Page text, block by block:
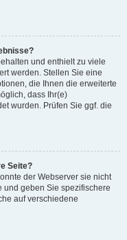
und enthielt zu viele
werden. Stellen Sie eine
die Ihnen die erweiterte
dass Ihr(e)
wurden. Prüfen Sie ggf. die
Seite?
der Webserver sie nicht
und geben Sie spezifischere
auf verschiedene